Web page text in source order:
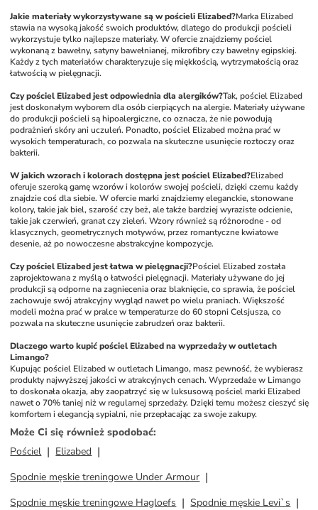
Jakie materiały wykorzystywane są w pościeli Elizabed?Marka Elizabed
stawia na wysoką jakość swoich produktów, dlatego do produkcji pościeli
wykorzystuje tylko najlepsze materiały. W ofercie znajdziemy pościel
wykonaną z bawełny, satyny bawełnianej, mikrofibry czy bawełny egipskiej.
Każdy z tych materiałów charakteryzuje się miękkością, wytrzymałością oraz
łatwością w pielęgnacji.
Czy pościel Elizabed jest odpowiednia dla alergików?Tak, pościel Elizabed
jest doskonałym wyborem dla osób cierpiących na alergie. Materiały używane
do produkcji pościeli są hipoalergiczne, co oznacza, że nie powodują
podrażnień skóry ani uczuleń. Ponadto, pościel Elizabed można prać w
wysokich temperaturach, co pozwala na skuteczne usunięcie roztoczy oraz
bakterii.
W jakich wzorach i kolorach dostępna jest pościel Elizabed?Elizabed
oferuje szeroką gamę wzorów i kolorów swojej pościeli, dzięki czemu każdy
znajdzie coś dla siebie. W ofercie marki znajdziemy eleganckie, stonowane
kolory, takie jak biel, szarość czy beż, ale także bardziej wyraziste odcienie,
takie jak czerwień, granat czy zieleń. Wzory również są różnorodne - od
klasycznych, geometrycznych motywów, przez romantyczne kwiatowe
desenie, aż po nowoczesne abstrakcyjne kompozycje.
Czy pościel Elizabed jest łatwa w pielęgnacji?Pościel Elizabed została
zaprojektowana z myślą o łatwości pielęgnacji. Materiały używane do jej
produkcji są odporne na zagniecenia oraz blaknięcie, co sprawia, że pościel
zachowuje swój atrakcyjny wygląd nawet po wielu praniach. Większość
modeli można prać w pralce w temperaturze do 60 stopni Celsjusza, co
pozwala na skuteczne usunięcie zabrudzeń oraz bakterii.
Dlaczego warto kupić pościel Elizabed na wyprzedaży w outletach
Limango?
Kupując pościel Elizabed w outletach Limango, masz pewność, że wybierasz
produkty najwyższej jakości w atrakcyjnych cenach. Wyprzedaże w Limango
to doskonała okazja, aby zaopatrzyć się w luksusową pościel marki Elizabed
nawet o 70% taniej niż w regularnej sprzedaży. Dzięki temu możesz cieszyć się
komfortem i elegancją sypialni, nie przepłacając za swoje zakupy.
Może Ci się również spodobać:
Pościel
Elizabed
Spodnie męskie treningowe Under Armour
Spodnie męskie treningowe Hagloefs
Spodnie męskie Levi`s